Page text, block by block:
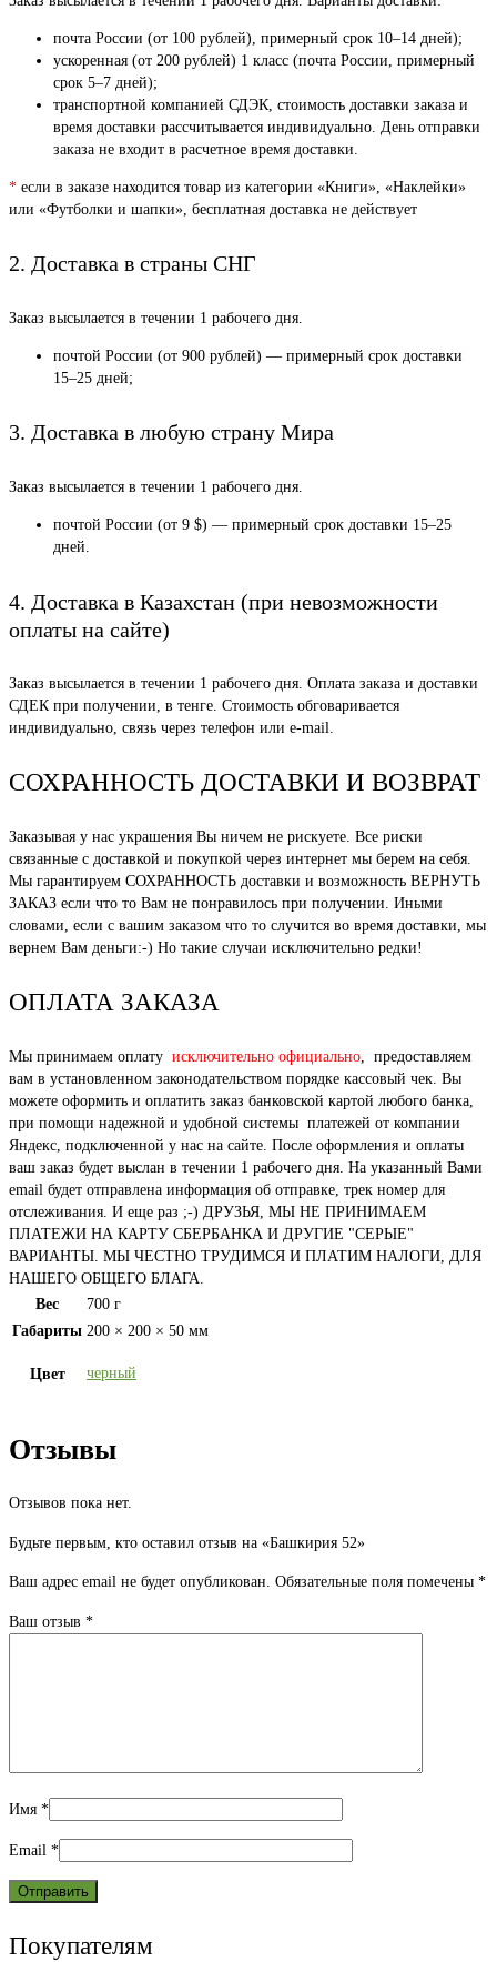
почта России (от 100 рублей), примерный срок 10–14 дней);
ускоренная (от 200 рублей) 1 класс (почта России, примерный
срок 5–7 дней);
транспортной компанией СДЭК, стоимость доставки заказа и
время доставки рассчитывается индивидуально. День отправки
заказа не входит в расчетное время доставки.
* если в заказе находится товар из категории «Книги», «Наклейки»
или «Футболки и шапки», бесплатная доставка не действует
2. Доставка в страны СНГ
Заказ высылается в течении 1 рабочего дня.
почтой России (от 900 рублей) — примерный срок доставки
15–25 дней;
3. Доставка в любую страну Мира
Заказ высылается в течении 1 рабочего дня.
почтой России (от 9 $) — примерный срок доставки 15–25
дней.
4. Доставка в Казахстан (при невозможности
оплаты на сайте)
Заказ высылается в течении 1 рабочего дня. Оплата заказа и доставки
СДЕК при получении, в тенге. Стоимость обговаривается
индивидуально, связь через телефон или e-mail.
СОХРАННОСТЬ ДОСТАВКИ И ВОЗВРАТ
Заказывая у нас украшения Вы ничем не рискуете. Все риски
связанные с доставкой и покупкой через интернет мы берем на себя.
Мы гарантируем СОХРАННОСТЬ доставки и возможность ВЕРНУТЬ
ЗАКАЗ если что то Вам не понравилось при получении. Иными
словами, если с вашим заказом что то случится во время доставки, мы
вернем Вам деньги:-) Но такие случаи исключительно редки!
ОПЛАТА ЗАКАЗА
Мы принимаем оплату исключительно официально, предоставляем
вам в установленном законодательством порядке кассовый чек. Вы
можете оформить и оплатить заказ банковской картой любого банка,
при помощи надежной и удобной системы платежей от компании
Яндекс, подключенной у нас на сайте. После оформления и оплаты
ваш заказ будет выслан в течении 1 рабочего дня. На указанный Вами
email будет отправлена информация об отправке, трек номер для
отслеживания. И еще раз ;-) ДРУЗЬЯ, МЫ НЕ ПРИНИМАЕМ
ПЛАТЕЖИ НА КАРТУ СБЕРБАНКА И ДРУГИЕ "СЕРЫЕ"
ВАРИАНТЫ. МЫ ЧЕСТНО ТРУДИМСЯ И ПЛАТИМ НАЛОГИ, ДЛЯ
НАШЕГО ОБЩЕГО БЛАГА.
Вес
700 г
Габариты 200 × 200 × 50 мм
Цвет черный
Отзывы
Отзывов пока нет.
Будьте первым, кто оставил отзыв на «Башкирия 52»
Ваш адрес email не будет опубликован. Обязательные поля помечены *
Ваш отзыв *
Имя *
Email *
Покупателям